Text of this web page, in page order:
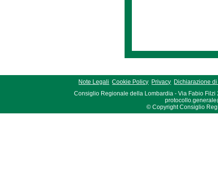
Note Legali Cookie Policy Privacy Dichiarazione
Consiglio Regionale della Lombardia - Via Fabio Filzi
© Copyright Consiglio